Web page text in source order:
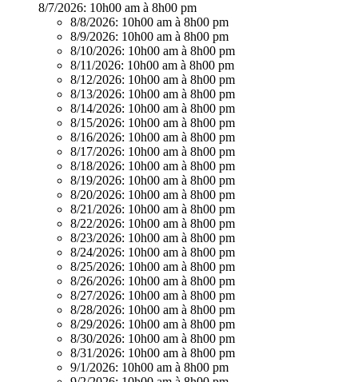
8/7/2026: 10h00 am à 8h00 pm
8/8/2026: 10h00 am à 8h00 pm
8/9/2026: 10h00 am à 8h00 pm
8/10/2026: 10h00 am à 8h00 pm
8/11/2026: 10h00 am à 8h00 pm
8/12/2026: 10h00 am à 8h00 pm
8/13/2026: 10h00 am à 8h00 pm
8/14/2026: 10h00 am à 8h00 pm
8/15/2026: 10h00 am à 8h00 pm
8/16/2026: 10h00 am à 8h00 pm
8/17/2026: 10h00 am à 8h00 pm
8/18/2026: 10h00 am à 8h00 pm
8/19/2026: 10h00 am à 8h00 pm
8/20/2026: 10h00 am à 8h00 pm
8/21/2026: 10h00 am à 8h00 pm
8/22/2026: 10h00 am à 8h00 pm
8/23/2026: 10h00 am à 8h00 pm
8/24/2026: 10h00 am à 8h00 pm
8/25/2026: 10h00 am à 8h00 pm
8/26/2026: 10h00 am à 8h00 pm
8/27/2026: 10h00 am à 8h00 pm
8/28/2026: 10h00 am à 8h00 pm
8/29/2026: 10h00 am à 8h00 pm
8/30/2026: 10h00 am à 8h00 pm
8/31/2026: 10h00 am à 8h00 pm
9/1/2026: 10h00 am à 8h00 pm